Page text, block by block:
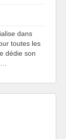
dans
toutes les
dédie son